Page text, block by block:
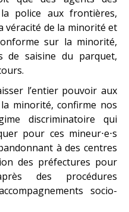
police aux frontières,
véracité de la minorité et
sur la minorité,
de saisine du parquet,
l’entier pouvoir aux
minorité, confirme nos
discriminatoire qui
pour ces mineur⋅e⋅s
à des centres
des préfectures pour
des procédures
socio-